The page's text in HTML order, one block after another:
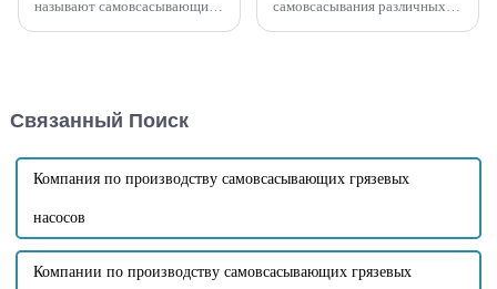
называют самовсасывающим
самовсасывания,
высота, высокая
устойчивость к засорению,
д.
самовсасывания различных
для...
Связанный Поиск
Компания по производству самовсасывающих грязевых
насосов
Компании по производству самовсасывающих грязевых